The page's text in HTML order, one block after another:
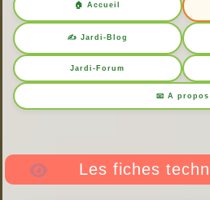
🏠 Accueil
✍️ Jardi-Blog
Jardi-Forum
📧 A propos
Les fiches